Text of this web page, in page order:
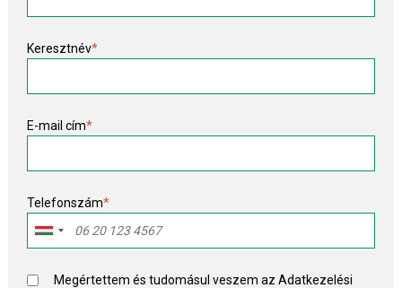
Keresztnév*
E-mail cím*
Telefonszám*
Megértettem és tudomásul veszem azAdatkezelési